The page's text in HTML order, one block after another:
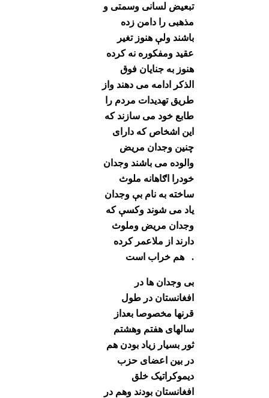
تبعیض لسانی وسمتی و
مذهبی را دامن زده
باشند ولې هنوز تغیر
عقید ومفکوره نه کرده
هنوز به جنایان فوق
الذکر ادامه می دهند واز
طریق تهدیدات مردم را
طابع خود می سازند که
این اشخاص که دارای
چنین وجدان مریض
والوده می باشند وجدان
خودرا اګاهانه ملوث
ساخته به نام بې وجدان
یاد می شوند وکسې که
وجدان مریض وملوث
دارند از ملاعمر کرده
هم خراب است .
بی وجدان ها در
افغانستان در طول
قرنها مخصوصا بعداز
سالهای هفتم وهشتم
ثور بسیار زیاد بودن هم
در بین اعضای حزب
دیموکراتیک خلق
افغانستان بودند وهم در